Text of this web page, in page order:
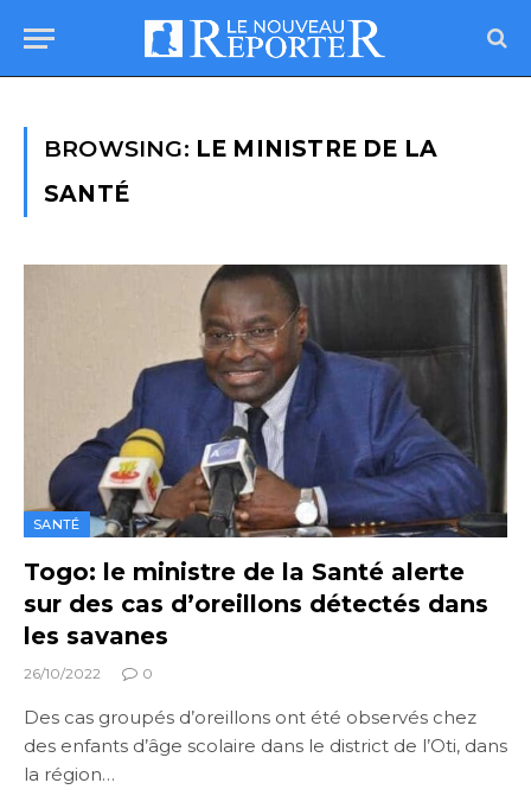
BROWSING: LE MINISTRE DE LA
SANTÉ
SANTÉ
Togo: le ministre de la Santé alerte
sur des cas d’oreillons détectés dans
les savanes
26/10/2022 0
Des cas groupés d’oreillons ont été observés chez
des enfants d’âge scolaire dans le district de l’Oti, dans
la région…